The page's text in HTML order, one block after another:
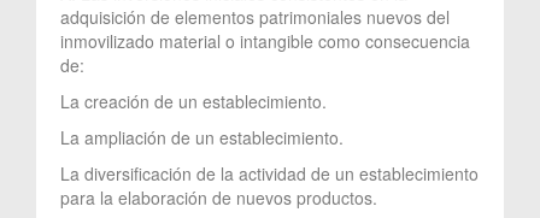
adquisición de elementos patrimoniales nuevos del
inmovilizado material o intangible como consecuencia
de:
La creación de un establecimiento.
La ampliación de un establecimiento.
La diversificación de la actividad de un establecimiento
para la elaboración de nuevos productos.